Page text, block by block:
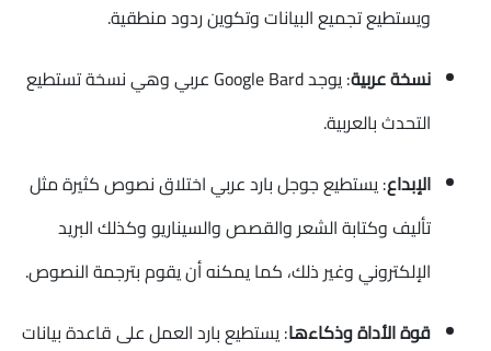
ويستطيع تجميع البيانات وتكوين ردود منطقية.
نسخة عربية
: يوجد Google Bard عربي وهي نسخة تستطيع
التحدث بالعربية.
الإبداع: يستطيع جوجل بارد عربي اختلاق نصوص كثيرة مثل
تأليف وكتابة الشعر والقصص والسيناريو وكذلك البريد
الإلكتروني وغير ذلك، كما يمكنه أن يقوم بترجمة النصوص.
قوة الأداة وذكاءها: يستطيع بارد العمل على قاعدة بيانات